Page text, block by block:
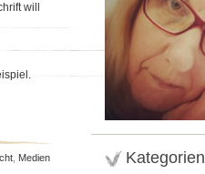
will
Medien Kategorien